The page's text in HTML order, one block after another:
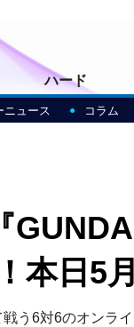
ニュース コラム
ハード
本日5
う6対6のオンラ